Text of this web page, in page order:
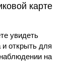
карте
увидеть
и открыть для
на